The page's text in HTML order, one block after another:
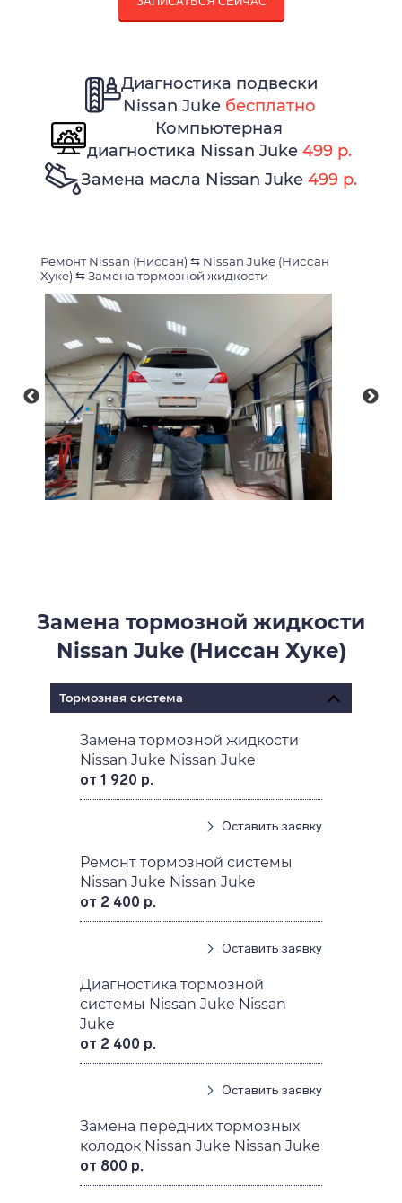
Диагностика подвески
Nissan Juke бесплатно
Компьютерная
диагностика Nissan Juke 499 р.
Замена масла Nissan Juke 499 р.
Ремонт Nissan (Ниссан) ⇆ Nissan Juke (Ниссан
Хуке) ⇆Замена тормозной жидкости
Замена тормозной жидкости
Nissan Juke (Ниссан Хуке)
Тормозная система
Замена тормозной жидкости
Nissan Juke Nissan Juke
от 1 920 р.
Оставить заявку
Ремонт тормозной системы
Nissan Juke Nissan Juke
от 2 400 р.
Оставить заявку
Диагностика тормозной
системы Nissan Juke Nissan
Juke
от 2 400 р.
Оставить заявку
Замена передних тормозных
колодок Nissan Juke Nissan Juke
от 800 р.